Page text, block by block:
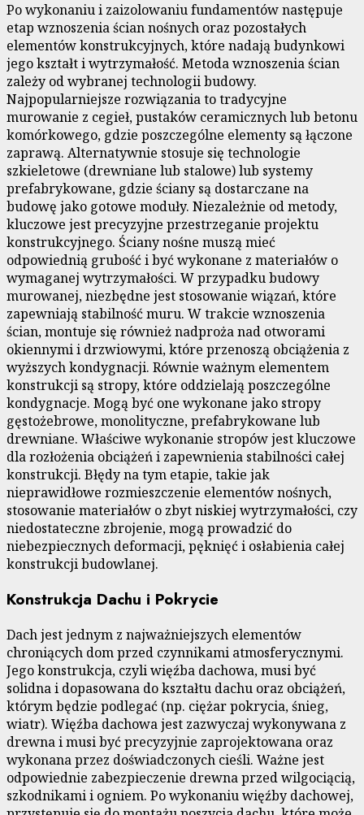
Po wykonaniu i zaizolowaniu fundamentów następuje
etap wznoszenia ścian nośnych oraz pozostałych
elementów konstrukcyjnych, które nadają budynkowi
jego kształt i wytrzymałość. Metoda wznoszenia ścian
zależy od wybranej technologii budowy.
Najpopularniejsze rozwiązania to tradycyjne
murowanie z cegieł, pustaków ceramicznych lub betonu
komórkowego, gdzie poszczególne elementy są łączone
zaprawą. Alternatywnie stosuje się technologie
szkieletowe (drewniane lub stalowe) lub systemy
prefabrykowane, gdzie ściany są dostarczane na
budowę jako gotowe moduły. Niezależnie od metody,
kluczowe jest precyzyjne przestrzeganie projektu
konstrukcyjnego. Ściany nośne muszą mieć
odpowiednią grubość i być wykonane z materiałów o
wymaganej wytrzymałości. W przypadku budowy
murowanej, niezbędne jest stosowanie wiązań, które
zapewniają stabilność muru. W trakcie wznoszenia
ścian, montuje się również nadproża nad otworami
okiennymi i drzwiowymi, które przenoszą obciążenia z
wyższych kondygnacji. Równie ważnym elementem
konstrukcji są stropy, które oddzielają poszczególne
kondygnacje. Mogą być one wykonane jako stropy
gęstożebrowe, monolityczne, prefabrykowane lub
drewniane. Właściwe wykonanie stropów jest kluczowe
dla rozłożenia obciążeń i zapewnienia stabilności całej
konstrukcji. Błędy na tym etapie, takie jak
nieprawidłowe rozmieszczenie elementów nośnych,
stosowanie materiałów o zbyt niskiej wytrzymałości, czy
niedostateczne zbrojenie, mogą prowadzić do
niebezpiecznych deformacji, pęknięć i osłabienia całej
konstrukcji budowlanej.
Konstrukcja Dachu i Pokrycie
Dach jest jednym z najważniejszych elementów
chroniących dom przed czynnikami atmosferycznymi.
Jego konstrukcja, czyli więźba dachowa, musi być
solidna i dopasowana do kształtu dachu oraz obciążeń,
którym będzie podlegać (np. ciężar pokrycia, śnieg,
wiatr). Więźba dachowa jest zazwyczaj wykonywana z
drewna i musi być precyzyjnie zaprojektowana oraz
wykonana przez doświadczonych cieśli. Ważne jest
odpowiednie zabezpieczenie drewna przed wilgociącią,
szkodnikami i ogniem. Po wykonaniu więźby dachowej,